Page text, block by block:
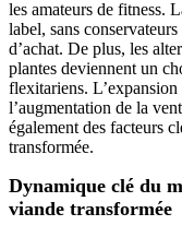
les amateurs de fitness.
label, sans
d’achat. De plus, les
plantes deviennent un
flexitariens. L’expansion
l’augmentation de la
également des facteurs
transformée.
Dynamique clé du
viande transformée